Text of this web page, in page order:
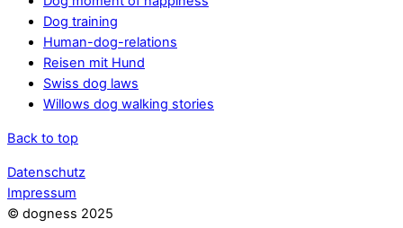
Dog training
Human-dog-relations
Reisen mit Hund
Swiss dog laws
Willows dog walking stories
Back to top
Datenschutz
Impressum
© dogness 2025